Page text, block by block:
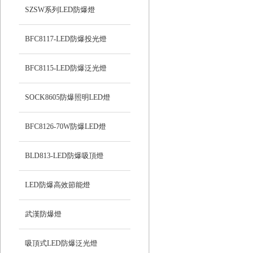
爆燈
SZSW系列LED防爆燈
BFC8117-LED防爆投光燈
BFC8115-LED防爆泛光燈
SOCK8605防爆照明LED燈
BFC8126-70W防爆LED燈
BLD813-LED防爆吸頂燈
LED防爆高效節能燈
武漢防爆燈
吸頂式LED防爆泛光燈